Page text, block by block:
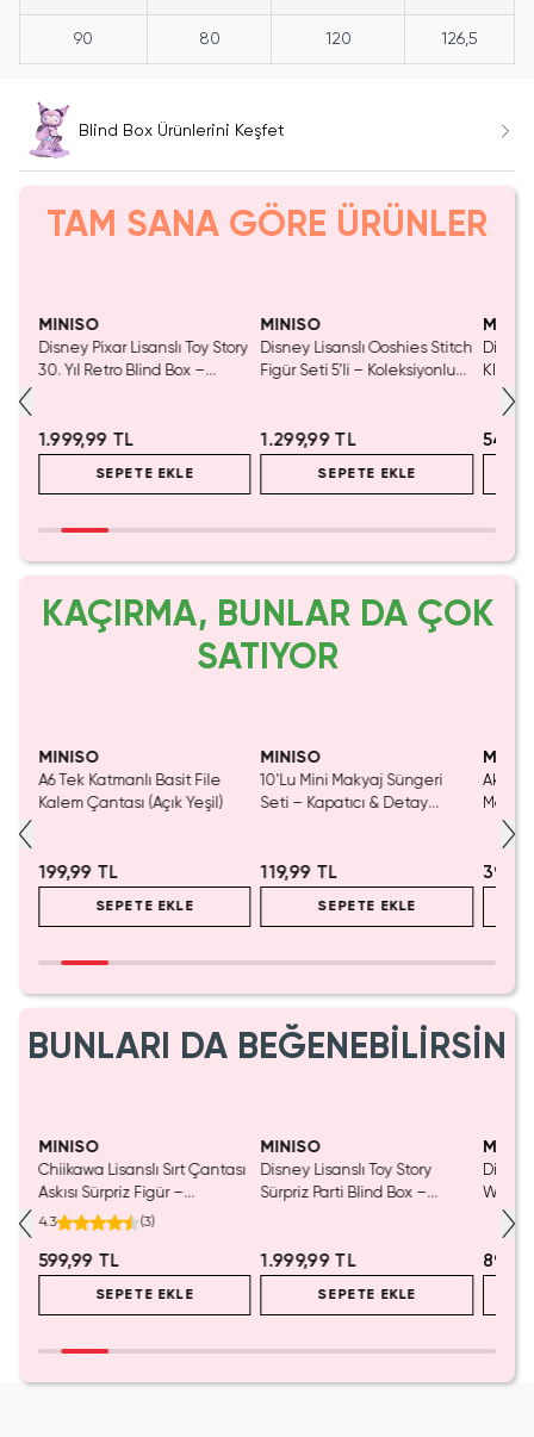
90 80 120 126,5
Blind Box Ürünlerini Keşfet
TAM SANA GÖRE ÜRÜNLER
MINISO
Disney Pixar Lisanslı Toy Story
30. Yıl Retro Blind Box –
1.999,99 TL
SEPETE EKLE
MINISO
Disney Lisanslı Ooshies Stitch
Figür Seti 5’li – Koleksiyonluk
1.299,99 TL
SEPETE EKLE
Klipsli
KAÇIRMA, BUNLAR DA ÇOK
SATIYOR
MINISO
A6 Tek Katmanlı Basit File
Kalem Çantası (Açık Yeşil)
199,99 TL
SEPETE EKLE
MINISO
10'Lu Mini Makyaj Süngeri
Seti – Kapatıcı & Detay
119,99 TL
SEPETE EKLE
Mat
BUNLARI DA BEĞENEBİLİRSİN
MINISO
Chiikawa Lisanslı Sırt Çantası
Askısı Sürpriz Figür –
Koleksiyonluk Blind Box
4.3 (3)
599,99 TL
SEPETE EKLE
MINISO
Disney Lisanslı Toy Story
Sürpriz Parti Blind Box –
1.999,99 TL
SEPETE EKLE
mL –